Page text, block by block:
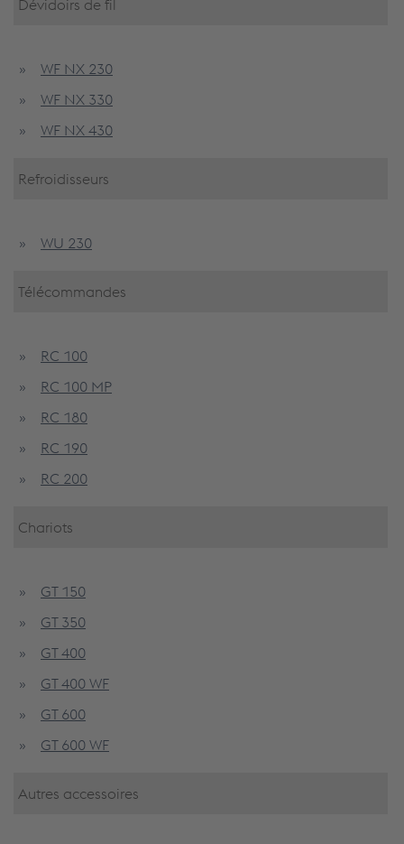
Dévidoirs de fil
WF NX 230
WF NX 330
WF NX 430
Refroidisseurs
WU 230
Télécommandes
RC 100
RC 100 MP
RC 180
RC 190
RC 200
Chariots
GT 150
GT 350
GT 400
GT 400 WF
GT 600
GT 600 WF
Autres accessoires